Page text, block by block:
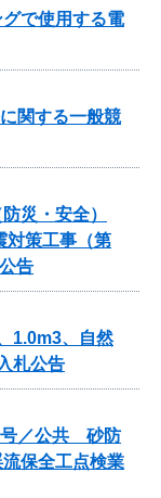
で使用する電
関する一般競
災・安全）
対策工事（第
告
1.0m3、自然
札公告
号／公共 砂防
保全工点検業